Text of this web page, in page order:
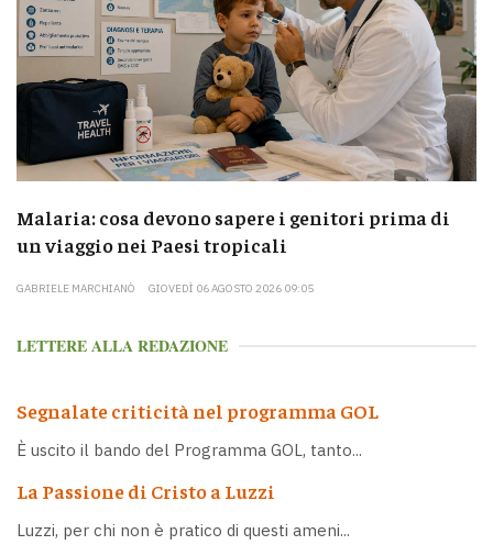
Malaria: cosa devono sapere i genitori prima di
un viaggio nei Paesi tropicali
GABRIELE MARCHIANÒ GIOVEDÌ 06 AGOSTO 2026 09:05
LETTERE ALLA REDAZIONE
Segnalate criticità nel programma GOL
È uscito il bando del Programma GOL, tanto...
La Passione di Cristo a Luzzi
Luzzi, per chi non è pratico di questi ameni...